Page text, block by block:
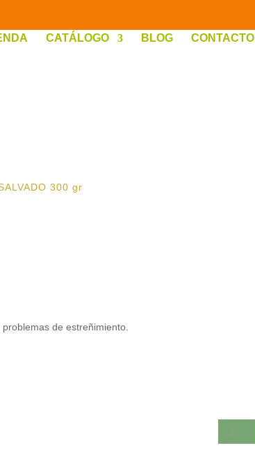
CATÁLOGO BLOG CONTACTO
300 gr
de estreñimiento.